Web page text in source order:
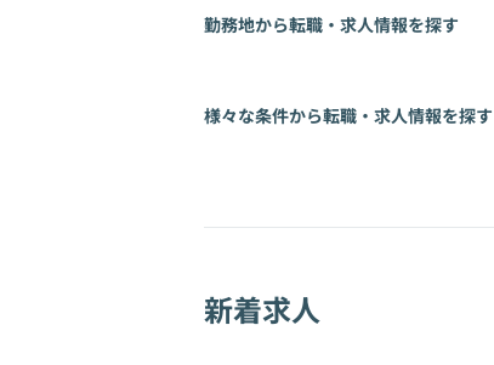
勤務地から転職・求人情報を探す
様々な条件から転職・求人情報を探す
新着求人